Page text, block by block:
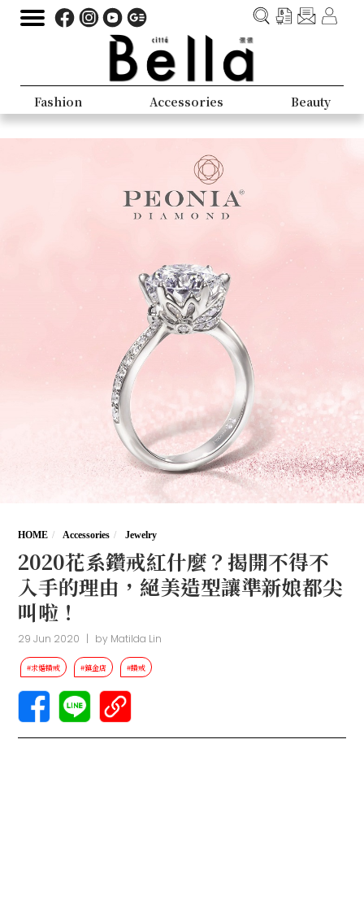
Fashion Accessories Beauty
HOME Accessories Jewelry
2020花系鑽戒紅什麼？揭開不得不
入手的理由，絕美造型讓準新娘都尖
叫啦！
29 Jun 2020 | by Matilda Lin
#求婚鑽戒 #鎮金店 #鑽戒